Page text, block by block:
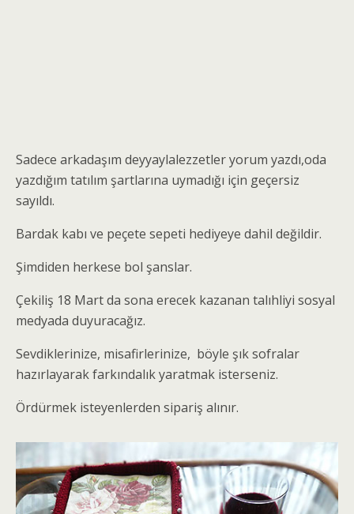
Sadece arkadaşım deyyaylalezzetler yorum yazdı,oda
yazdığım tatılım şartlarına uymadığı için geçersiz
sayıldı.
Bardak kabı ve peçete sepeti hediyeye dahil değildir.
Şimdiden herkese bol şanslar.
Çekiliş 18 Mart da sona erecek kazanan talıhliyi sosyal
medyada duyuracağız.
Sevdiklerinize, misafirlerinize, böyle şık sofralar
hazırlayarak farkındalık yaratmak isterseniz.
Ördürmek isteyenlerden sipariş alınır.